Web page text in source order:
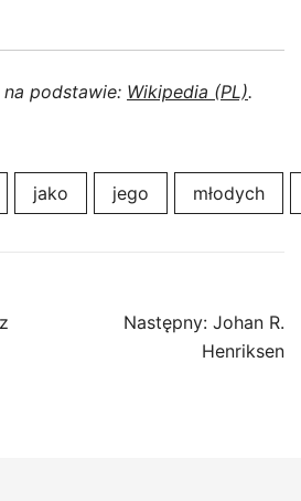
podstawie: Wikipedia (PL).
jako jego młodych
Następny: Johan R.
Henriksen